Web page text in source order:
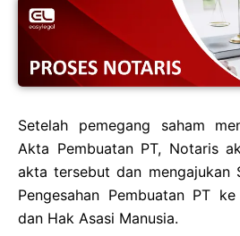
Setelah pemegang saham
Akta Pembuatan PT, Notaris
akta tersebut dan mengajukan
Pengesahan Pembuatan PT
dan Hak Asasi Manusia.